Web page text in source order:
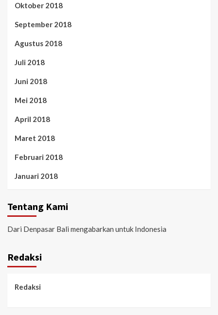
Oktober 2018
September 2018
Agustus 2018
Juli 2018
Juni 2018
Mei 2018
April 2018
Maret 2018
Februari 2018
Januari 2018
Tentang Kami
Dari Denpasar Bali mengabarkan untuk Indonesia
Redaksi
Redaksi